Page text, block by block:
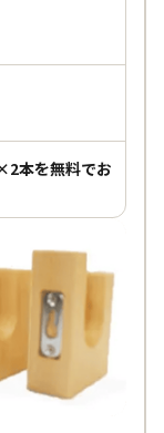
本を無料でお